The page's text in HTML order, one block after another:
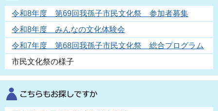
令和8年度 第69回我孫子市民文化祭 参加者募集
令和8年度 みんなの文化体験会
令和7年度 第68回我孫子市民文化祭 総合プログラム
市民文化祭の様子